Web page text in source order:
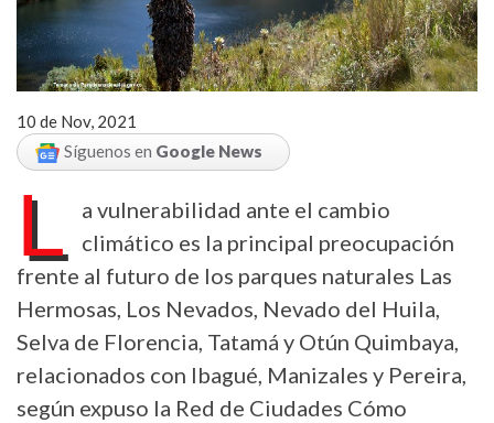
10 de Nov, 2021
Síguenos en Google News
L
a vulnerabilidad ante el cambio
climático es la principal preocupación
frente al futuro de los parques naturales Las
Hermosas, Los Nevados, Nevado del Huila,
Selva de Florencia, Tatamá y Otún Quimbaya,
relacionados con Ibagué, Manizales y Pereira,
según expuso la Red de Ciudades Cómo